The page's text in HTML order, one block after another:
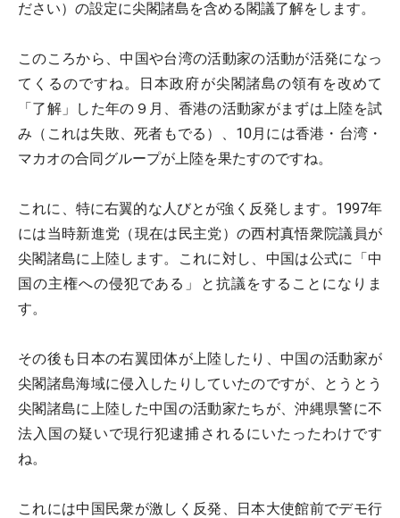
ださい）の設定に尖閣諸島を含める閣議了解をします。
このころから、中国や台湾の活動家の活動が活発になっ
てくるのですね。日本政府が尖閣諸島の領有を改めて
「了解」した年の９月、香港の活動家がまずは上陸を試
み（これは失敗、死者もでる）、10月には香港・台湾・
マカオの合同グループが上陸を果たすのですね。
これに、特に右翼的な人びとが強く反発します。1997年
には当時新進党（現在は民主党）の西村真悟衆院議員が
尖閣諸島に上陸します。これに対し、中国は公式に「中
国の主権への侵犯である」と抗議をすることになりま
す。
その後も日本の右翼団体が上陸したり、中国の活動家が
尖閣諸島海域に侵入したりしていたのですが、とうとう
尖閣諸島に上陸した中国の活動家たちが、沖縄県警に不
法入国の疑いで現行犯逮捕されるにいたったわけです
ね。
これには中国民衆が激しく反発、日本大使館前でデモ行